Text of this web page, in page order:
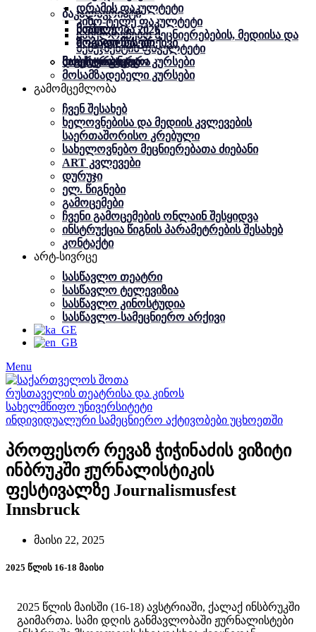
ბაკალავრიატი
დრამის ფაკულტეტი
კინო-ტელე ფაკულტეტი
სახელოვნებო მეცნიერებების, მედიისა და
მენეჯმენტის ფაკულტეტი
მაგისტრატურა
სიახლე
ზოგადი წესები
დოქტორანტურა
სიახლე
ზოგადი წესები
მობილობა
მობილობა 2026
მობილობა. არქივი
სასერტიფიკატო კურსები
მოსამზადებელი კურსები
გამომცემლობა
ჩვენ შესახებ
ხელოვნებისა და მედიის კვლევების
საერთაშორისო კრებული
სახელოვნებო მეცნიერებათა ძიებანი
ART კვლევები
დურუჯი
ელ. წიგნები
გამოცემები
ჩვენი გამოცემების ონლაინ შესყიდვა
ინსტრუქცია წიგნის პარამეტრების შესახებ
კონტაქტი
არტ-სივრცე
სასწავლო თეატრი
სასწავლო ტელევიზია
სასწავლო კინოსტუდია
სასწავლო-სამეცნიერო არქივი
Menu
ინდივიდუალური სამეცნიერო აქტივობები უცხოეთში
პროფესორ რევაზ ჭიჭინაძის ვიზიტი
ინბრუკში ჟურნალისტიკის
ფესტივალზე Journalismusfest
Innsbruck
მაისი 22, 2025
2025 წლის 16-18 მაისი
2025 წლის მაისში (16-18) ავსტრიაში, ქალაქ ინსბრუკში
გაიმართა. სამი დღის განმავლობაში ჟურნალისტები